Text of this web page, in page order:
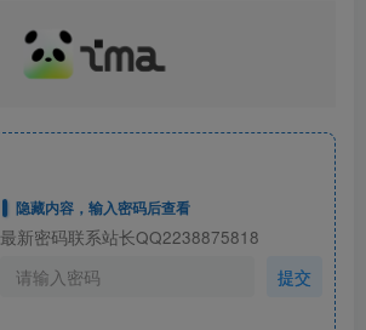
隐藏内容，输入密码后查看
最新密码联系站长QQ2238875818
提交